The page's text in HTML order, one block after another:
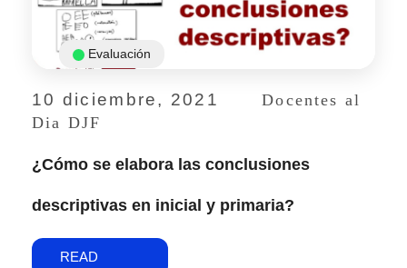
10 diciembre, 2021
Docentes al
Dia DJF
Evaluación
¿Cómo se elabora las conclusiones
descriptivas en inicial y primaria?
READ